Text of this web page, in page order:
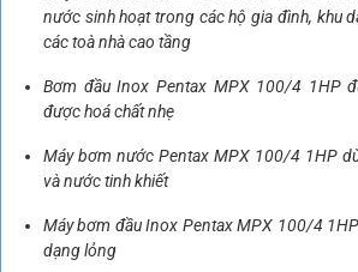
nước sinh hoạt trong các hộ gia đình, khu
các toà nhà cao tầng
Bơm đầu Inox Pentax MPX 100/4 1HP
được hoá chất nhẹ
Máy bơm nước Pentax MPX 100/4 1HP
và nước tinh khiết
Máy bơm đầu Inox Pentax MPX 100/4
dạng lỏng